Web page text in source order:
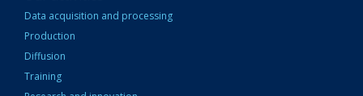
Data acquisition and processing
Production
Diffusion
Training